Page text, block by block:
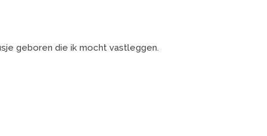
geboren die ik mocht vastleggen.